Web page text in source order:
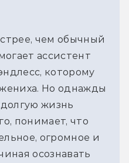
чем обычный
ассистент
которому
Но однажды
жизнь
понимает, что
огромное и
осознавать